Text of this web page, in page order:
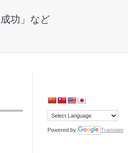
功」など
Powered by Translate